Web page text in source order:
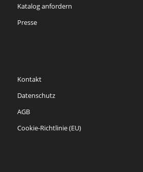
Katalog anfordern
Presse
Kontakt
Datenschutz
AGB
Cookie-Richtlinie (EU)